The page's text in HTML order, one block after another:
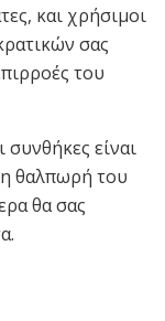
και χρήσιμοι
σας
του
είναι
θαλπωρή του
θα σας